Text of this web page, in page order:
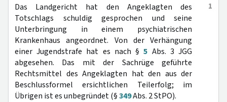
1
Das Landgericht hat den Angeklagten des
Totschlags schuldig gesprochen und seine
Unterbringung in einem psychiatrischen
Krankenhaus angeordnet. Von der Verhängung
einer Jugendstrafe hat es nach §5 Abs. 3 JGG
abgesehen. Das mit der Sachrüge geführte
Rechtsmittel des Angeklagten hat den aus der
Beschlussformel ersichtlichen Teilerfolg; im
Übrigen ist es unbegründet (§349Abs. 2 StPO).